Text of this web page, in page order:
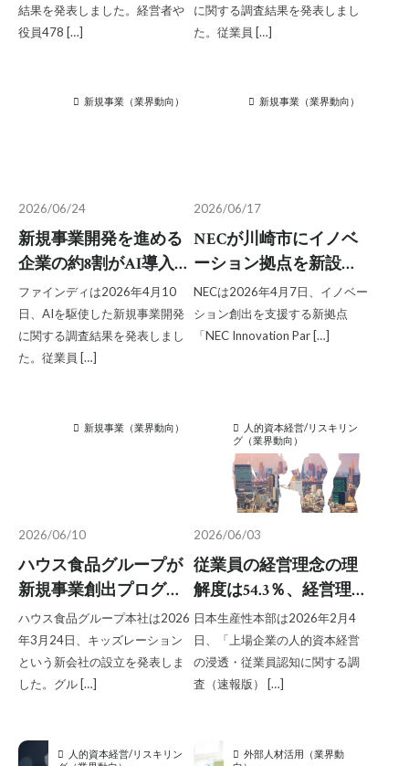
ョンを言語化していな
い企業は6割強／つむぎ
結果を発表しました。経営者や
役員478 […]
着の鍵／イー・コミュ
ニケーションズ調べ
に関する調査結果を発表しまし
た。従業員 […]
新規事業（業界動向）
2026/06/24
新規事業開発を進める
企業の約8割がAI導入、
しかし定型業務の活用
にとどまり判断を要す
る上流では浸透せず／
ファインディ調べ
ファインディは2026年4月10
日、AIを駆使した新規事業開発
に関する調査結果を発表しまし
た。従業員 […]
新規事業（業界動向）
2026/06/17
NECが川崎市にイノベ
ーション拠点を新設、
多様な人材との交流促
し新たな価値創出を目
指す
NECは2026年4月7日、イノベー
ション創出を支援する新拠点
「NEC Innovation Par […]
新規事業（業界動向）
2026/06/10
ハウス食品グループが
新規事業創出プログラ
ムで生まれた事業を本
格始動、新会社設立で
事業拡大を目指す
ハウス食品グループ本社は2026
年3月24日、キッズレーション
という新会社の設立を発表しま
した。グル […]
人的資本経営/リスキリン
グ（業界動向）
2026/06/03
従業員の経営理念の理
解度は54.3％、経営理念
が浸透するほどワーク
エンゲージメントや生
産性は高くなる傾向に
／日本生産性本部調べ
日本生産性本部は2026年2月4
日、「上場企業の人的資本経営
の浸透・従業員認知に関する調
査（速報版） […]
人的資本経営/リスキリン
外部人材活用（業界動